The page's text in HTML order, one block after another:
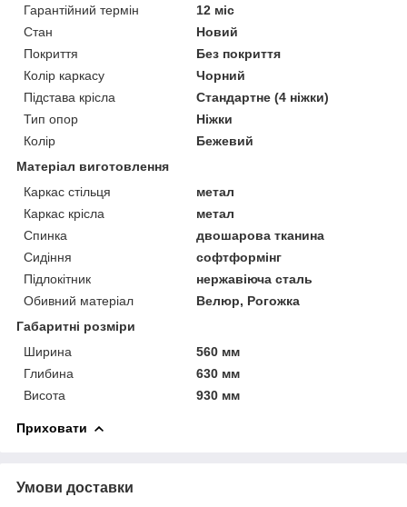
Гарантійний термін
12 міс
Стан
Новий
Покриття
Без покриття
Колір каркасу
Чорний
Підстава крісла
Стандартне (4 ніжки)
Тип опор
Ніжки
Колір
Бежевий
Матеріал виготовлення
Каркас стільця
метал
Каркас крісла
метал
Спинка
двошарова тканина
Сидіння
софтформінг
Підлокітник
нержавіюча сталь
Обивний матеріал
Велюр, Рогожка
Габаритні розміри
Ширина
560 мм
Глибина
630 мм
Висота
930 мм
Приховати
Умови доставки